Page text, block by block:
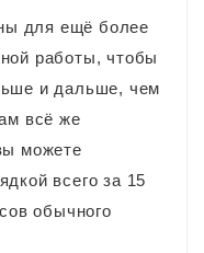
для ещё более
работы, чтобы
и дальше, чем
всё же
можете
всего за 15
обычного